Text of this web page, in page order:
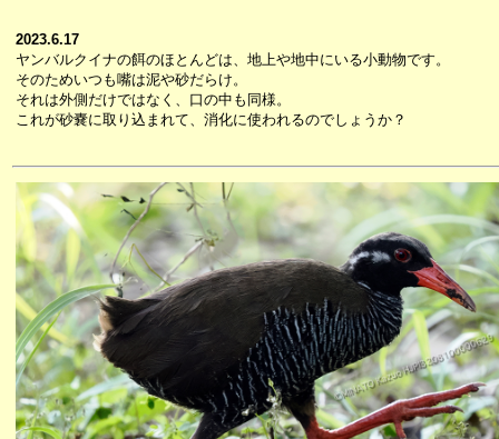
2023.6.17
ヤンバルクイナの餌のほとんどは、地上や地中にいる小動物です。
そのためいつも嘴は泥や砂だらけ。
それは外側だけではなく、口の中も同様。
これが砂嚢に取り込まれて、消化に使われるのでしょうか？